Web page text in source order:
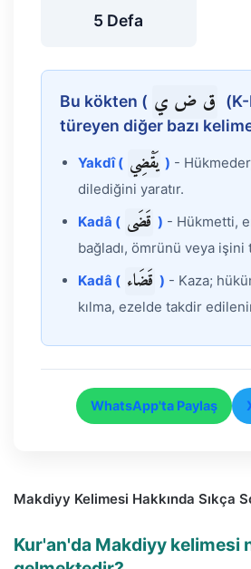
5 Defa
Bu kökten ( ق ض ي
türeyen diğer bazı
Yakdî ( يَقْضِي ) -
dilediğini yaratır.
Kadâ ( قَضَى ) - Hükmetti,
bağladı, ömrünü veya işini
Kadâ ( قَضَاء ) - Kaza;
kılma, ezelde takdir
WhatsApp'ta Paylaş
Makdiyy Kelimesi Hakkında Sıkça
Kur'an'da Makdiyy kelimesi